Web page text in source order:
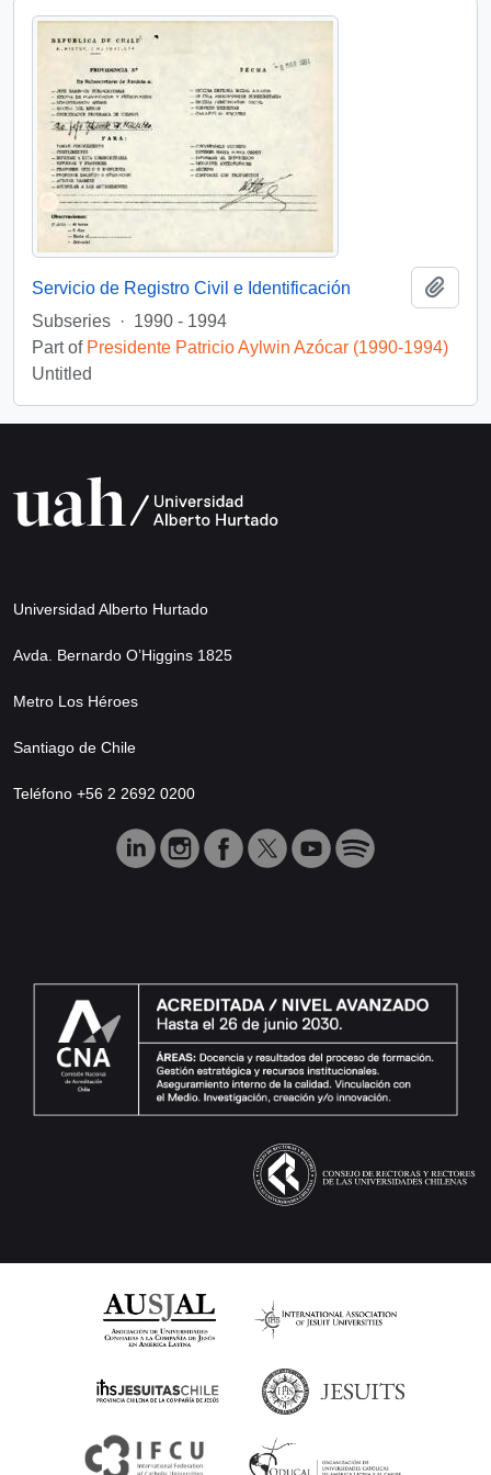
Servicio de Registro Civil e Identificación
Subseries · 1990 - 1994
Part of Presidente Patricio Aylwin Azócar (1990-1994)
Untitled
Universidad Alberto Hurtado
Avda. Bernardo O’Higgins 1825
Metro Los Héroes
Santiago de Chile
Teléfono +56 2 2692 0200